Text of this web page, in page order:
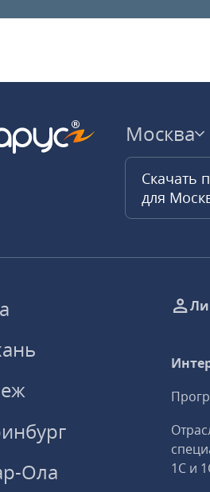
Москва
Скачать
для
Ола
1С и